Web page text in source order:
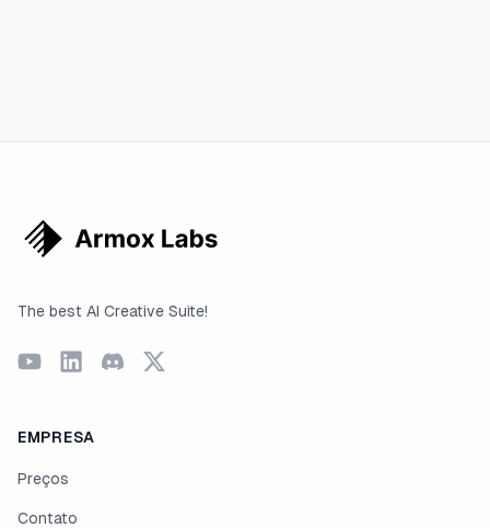
The best AI Creative Suite!
EMPRESA
Preços
Contato